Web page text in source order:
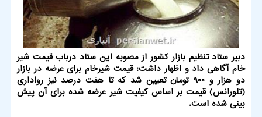
دبیر ستاد تنظیم بازار كشور از مصوبه این ستاد درباب قیمت شیر
خام آگاهی داد و اظهار داشت: قیمت شیرخام برای عرضه در بازار
دو هزار و 900 تومان تعیین شد كه تا هفت درصد نیز رواداری
(تلورانس) قیمت بر اساس كیفیت شیر عرضه شده برای آن پیش
بینی شده است.